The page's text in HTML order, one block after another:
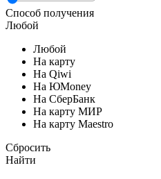
Способ получения
Любой
Любой
На карту
На Qiwi
На ЮMoney
На СберБанк
На карту МИР
На карту Maestro
Сбросить
Найти